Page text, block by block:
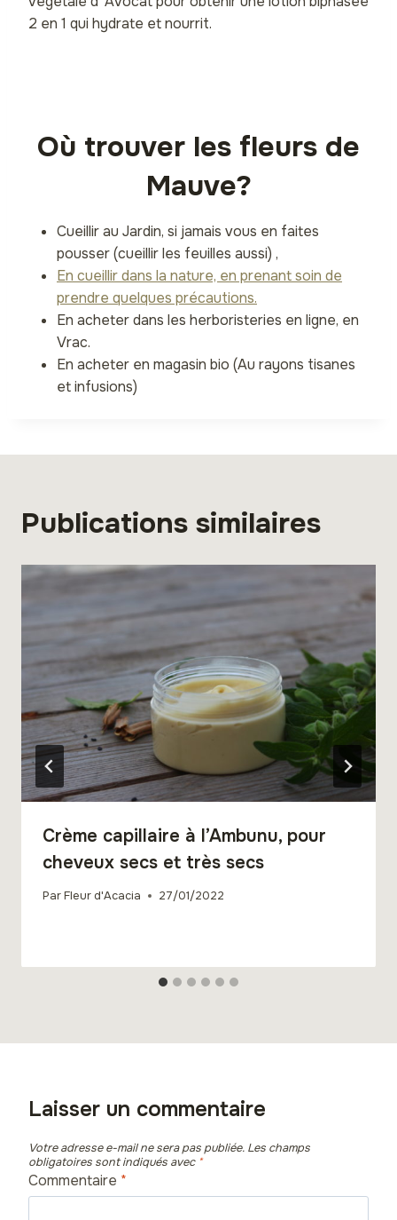
2 en 1 qui hydrate et nourrit.
Où trouver les fleurs de
Mauve?
Cueillir au Jardin, si jamais vous en faites
pousser (cueillir les feuilles aussi) ,
En cueillir dans la nature, en prenant soin de
prendre quelques précautions.
En acheter dans les herboristeries en ligne, en
Vrac.
En acheter en magasin bio (Au rayons tisanes
et infusions)
Publications similaires
Crème capillaire à l’Ambunu, pour
cheveux secs et très secs
ParFleur d'Acacia 27/01/2022
Laisser un commentaire
Votre adresse e-mail ne sera pas publiée. Les champs
obligatoires sont indiqués avec *
Commentaire *